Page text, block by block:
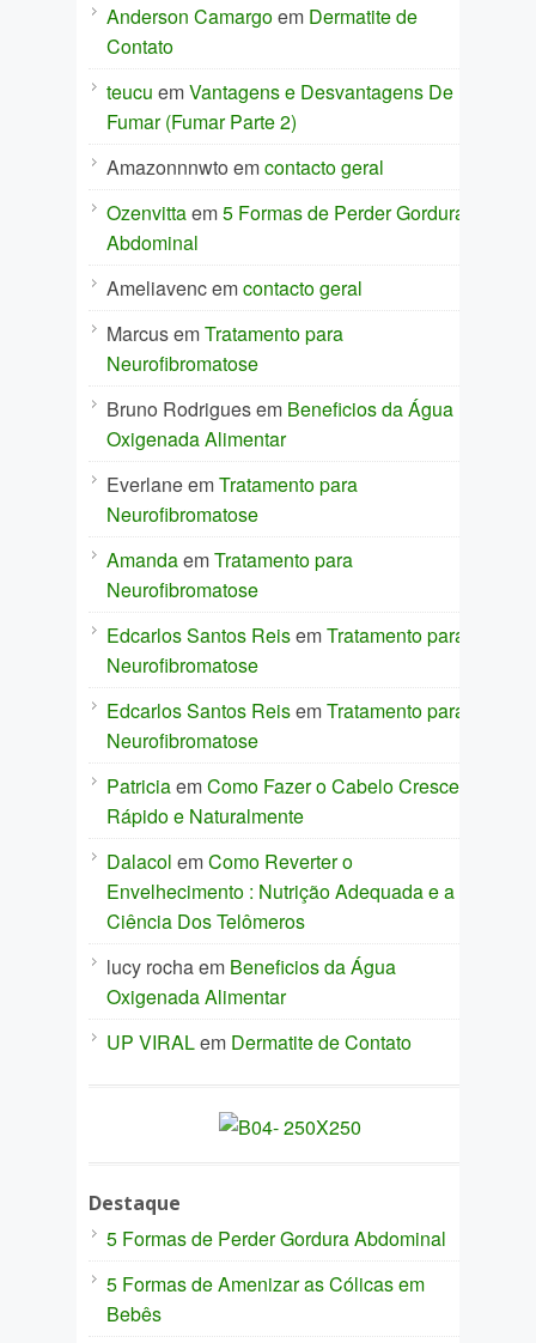
Anderson Camargoem Dermatite de
Contato
teucu emVantagens e Desvantagens De
Fumar (Fumar Parte 2)
Amazonnnwto emcontacto geral
Ozenvittaem5 Formas de Perder Gordura
Abdominal
Ameliavencemcontacto geral
MarcusemTratamento para
Neurofibromatose
Bruno Rodriguesem Beneficios da Água
Oxigenada Alimentar
EverlaneemTratamento para
Neurofibromatose
AmandaemTratamento para
Neurofibromatose
Edcarlos Santos ReisemTratamento para
Neurofibromatose
Edcarlos Santos ReisemTratamento para
Neurofibromatose
PatriciaemComo Fazer o Cabelo Crescer
Rápido e Naturalmente
Dalacol emComo Reverter o
Envelhecimento : Nutrição Adequada e a
Ciência Dos Telômeros
lucy rochaem Beneficios da Água
Oxigenada Alimentar
UP VIRALem Dermatite de Contato
Destaque
5 Formas de Perder Gordura Abdominal
5 Formas de Amenizar as Cólicas em
Bebês